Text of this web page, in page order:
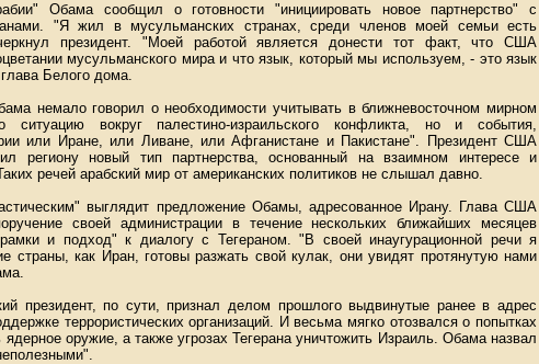
Обама сообщил о готовности "инициировать новое партнерство" с
"Я жил в мусульманских странах, среди членов моей семьи есть
президент. "Моей работой является донести тот факт, что США
мусульманского мира и что язык, который мы используем, - это язык
Белого дома.
немало говорил о необходимости учитывать в ближневосточном мирном
ситуацию вокруг палестино-израильского конфликта, но и события,
или Иране, или Ливане, или Афганистане и Пакистане". Президент США
региону новый тип партнерства, основанный на взаимном интересе и
речей арабский мир от американских политиков не слышал давно.
выглядит предложение Обамы, адресованное Ирану. Глава США
своей администрации в течение нескольких ближайших месяцев
и подход" к диалогу с Тегераном. "В своей инаугурационной речи я
страны, как Иран, готовы разжать свой кулак, они увидят протянутую нами
президент, по сути, признал делом прошлого выдвинутые ранее в адрес
террористических организаций. И весьма мягко отозвался о попытках
ядерное оружие, а также угрозах Тегерана уничтожить Израиль. Обама назвал